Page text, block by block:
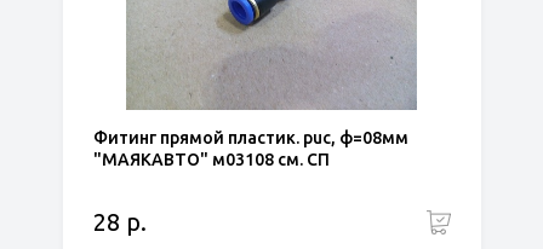
Фитинг прямой пластик. puc, ф=08мм
"МАЯКАВТО" м03108 см. СП
28 р.